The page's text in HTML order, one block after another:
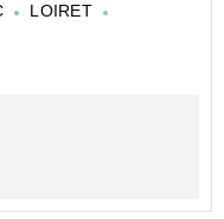
et Ã©coles.
LOIRET